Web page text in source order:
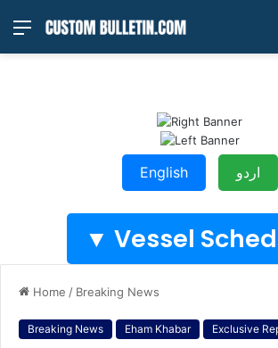
Menu
English اردو
Vessel
Home / Breaking News
Breaking News Eham Khabar Exclusive